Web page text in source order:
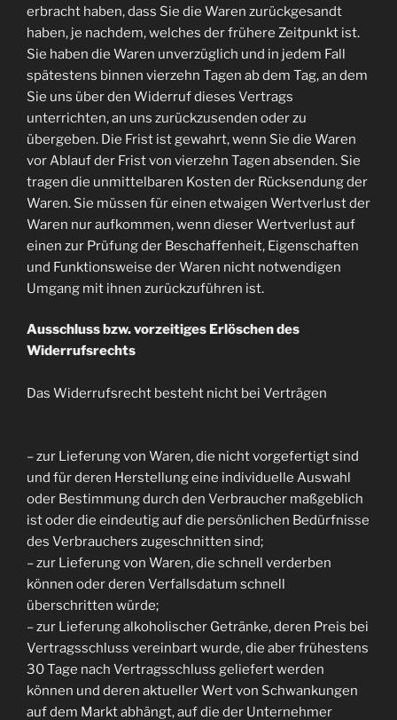
erbracht haben, dass Sie die Waren zurückgesandt
haben, je nachdem, welches der frühere Zeitpunkt ist.
Sie haben die Waren unverzüglich und in jedem Fall
spätestens binnen vierzehn Tagen ab dem Tag, an dem
Sie uns über den Widerruf dieses Vertrags
unterrichten, an uns zurückzusenden oder zu
übergeben. Die Frist ist gewahrt, wenn Sie die Waren
vor Ablauf der Frist von vierzehn Tagen absenden. Sie
tragen die unmittelbaren Kosten der Rücksendung der
Waren. Sie müssen für einen etwaigen Wertverlust der
Waren nur aufkommen, wenn dieser Wertverlust auf
einen zur Prüfung der Beschaffenheit, Eigenschaften
und Funktionsweise der Waren nicht notwendigen
Umgang mit ihnen zurückzuführen ist.
Ausschluss bzw. vorzeitiges Erlöschen des
Widerrufsrechts
Das Widerrufsrecht besteht nicht bei Verträgen
– zur Lieferung von Waren, die nicht vorgefertigt sind
und für deren Herstellung eine individuelle Auswahl
oder Bestimmung durch den Verbraucher maßgeblich
ist oder die eindeutig auf die persönlichen Bedürfnisse
des Verbrauchers zugeschnitten sind;
– zur Lieferung von Waren, die schnell verderben
können oder deren Verfallsdatum schnell
überschritten würde;
– zur Lieferung alkoholischer Getränke, deren Preis bei
Vertragsschluss vereinbart wurde, die aber frühestens
30 Tage nach Vertragsschluss geliefert werden
können und deren aktueller Wert von Schwankungen
auf dem Markt abhängt, auf die der Unternehmer